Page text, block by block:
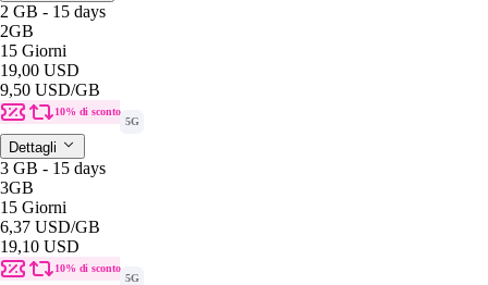
2 GB - 15 days
2GB
15 Giorni
19,00 USD
9,50 USD/GB
10% di sconto
5G
Dettagli
3 GB - 15 days
3GB
15 Giorni
6,37 USD/GB
19,10 USD
10% di sconto
5G